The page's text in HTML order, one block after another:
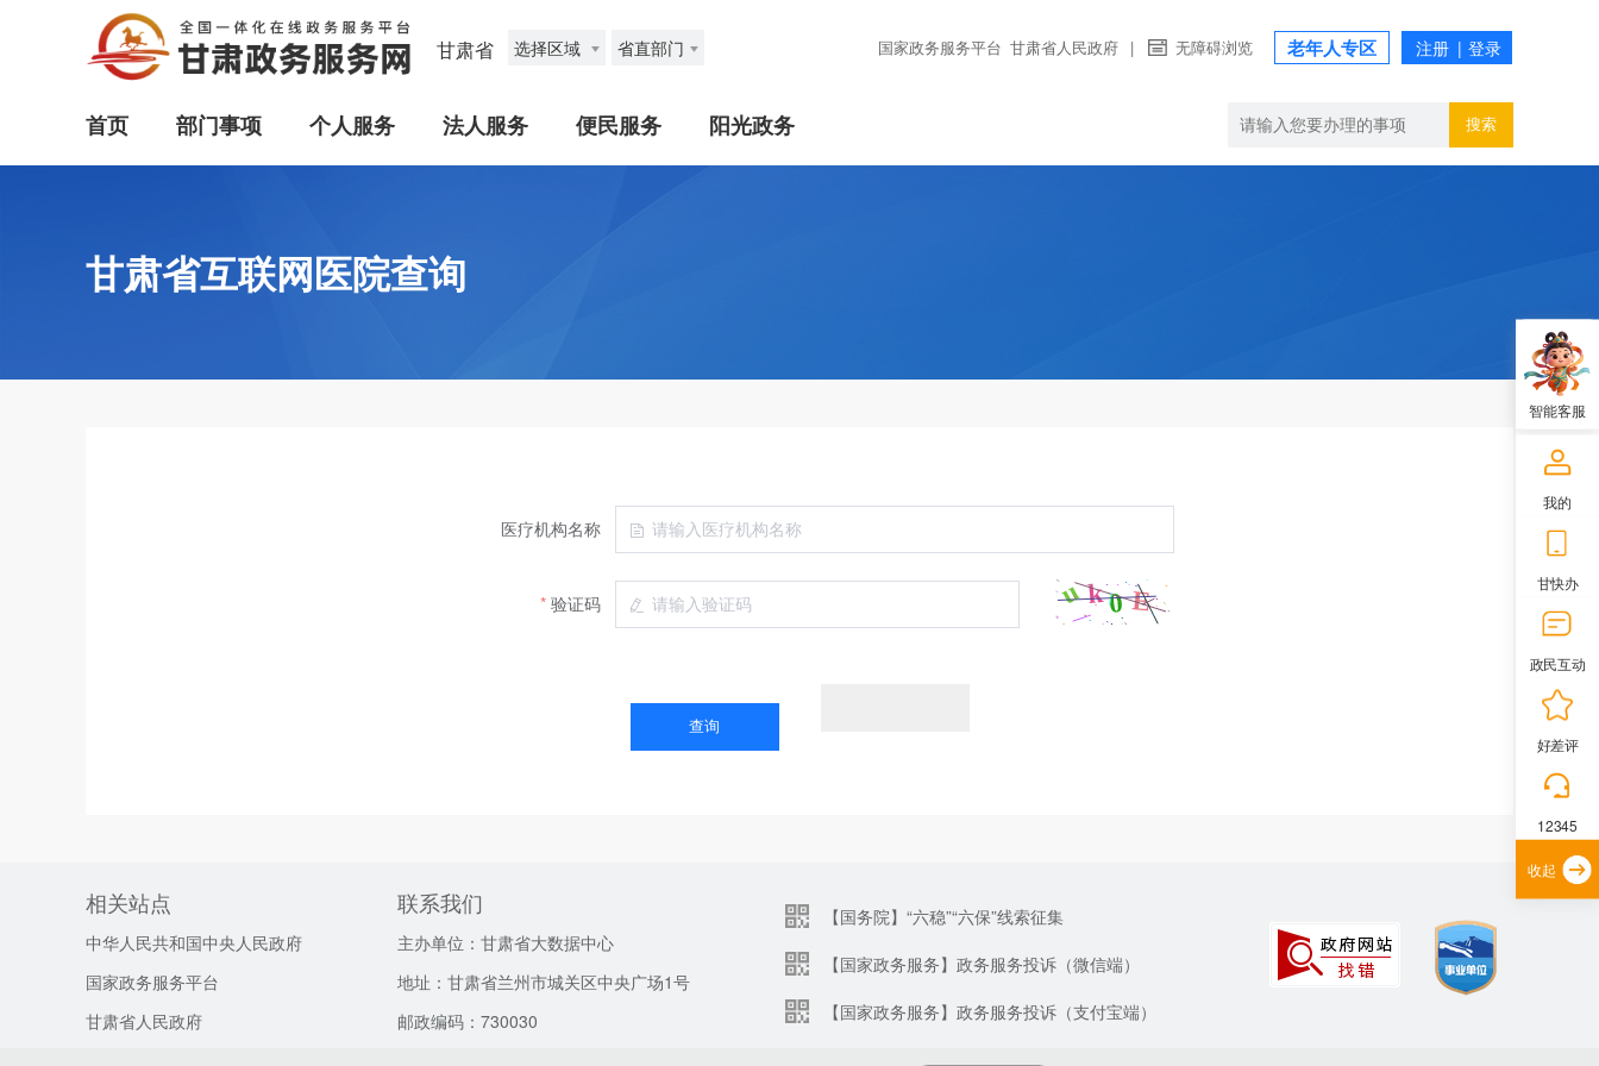
甘肃省 选择区域 省直部门 国家政务服务平台 甘肃省人民政府 | 无障碍浏览 老年人专区
首页 部门事项 个人服务 法人服务 便民服务 阳光政务 搜索
甘肃省互联网医院查询
医疗机构名称
验证码
相关站点
中华人民共和国中央人民政府
国家政务服务平台
甘肃省人民政府
联系我们
主办单位：甘肃省大数据中心
地址：甘肃省兰州市城关区中央广场1号
邮政编码：730030
【国务院】“六稳”“六保”线索征集
【国家政务服务】政务服务投诉（微信端）
【国家政务服务】政务服务投诉（支付宝端）
智能客服
我的
甘快办
政民互动
好差评
12345
收起